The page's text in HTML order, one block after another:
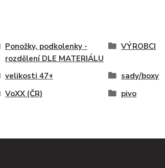
Ponožky, podkolenky -
rozdělení DLE MATERIÁLU
VÝROBCI
velikosti 47+
sady/boxy
VoXX (ČR) pivo